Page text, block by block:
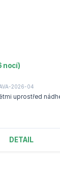
nocí)
2026-04
uprostřed
DETAIL